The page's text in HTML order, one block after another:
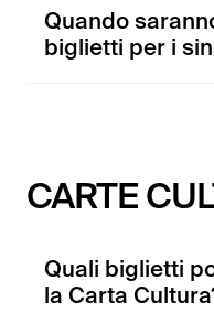
Quando
biglietti per i
CARTE
Quali biglietti
la Carta